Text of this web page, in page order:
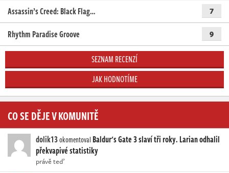
Assassin’s Creed: Black Flag… 7
Rhythm Paradise Groove 9
SEZNAM RECENZÍ
JAK HODNOTÍME
CO SE DĚJE V KOMUNITĚ
dolik13okomentoval Baldur's Gate 3 slaví tři roky. Larian odhalil
překvapivé statistiky
právě teď